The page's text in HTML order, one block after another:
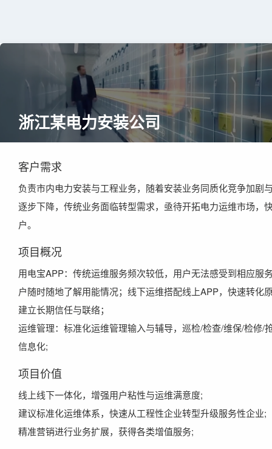
浙江某电力安装公司
客户需求
负责市内电力安装与工程业务，随着安装业务同质化竞争加剧
逐步下降，传统业务面临转型需求，亟待开拓电力运维市场，
户。
项目概况
用电宝APP：传统运维服务频次较低，用户无法感受到相应服
户随时随地了解用能情况；线下运维搭配线上APP，快速转化
建立长期信任与联络；
运维管理：标准化运维管理输入与辅导，巡检/检查/维保/检修/
信息化;
项目价值
线上线下一体化，增强用户粘性与运维满意度;
建议标准化运维体系，快速从工程性企业转型升级服务性企业;
精准营销进行业务扩展，获得各类增值服务;